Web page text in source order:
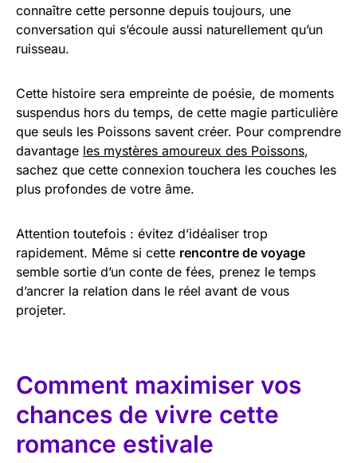
connaître cette personne depuis toujours, une
conversation qui s’écoule aussi naturellement qu’un
ruisseau.
Cette histoire sera empreinte de poésie, de moments
suspendus hors du temps, de cette magie particulière
que seuls les Poissons savent créer. Pour comprendre
davantage les mystères amoureux des Poissons,
sachez que cette connexion touchera les couches les
plus profondes de votre âme.
Attention toutefois : évitez d’idéaliser trop
rapidement. Même si cette rencontre de voyage
semble sortie d’un conte de fées, prenez le temps
d’ancrer la relation dans le réel avant de vous
projeter.
Comment maximiser vos
chances de vivre cette
romance estivale